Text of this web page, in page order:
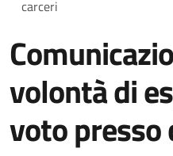
carceri
volontà di
voto presso